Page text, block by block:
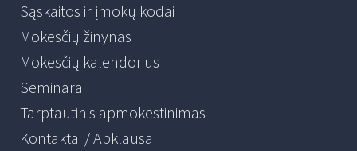
Sąskaitos ir įmokų kodai
Mokesčių žinynas
Mokesčių kalendorius
Seminarai
Tarptautinis apmokestinimas
Kontaktai / Apklausa